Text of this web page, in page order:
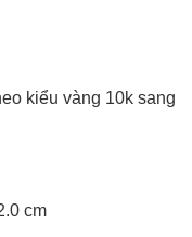
kiểu vàng 10k sang
cm